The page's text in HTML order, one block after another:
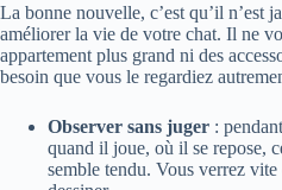
La bonne nouvelle, c’est qu’il n’est
améliorer la vie de votre chat. Il ne
appartement plus grand ni des
besoin que vous le regardiez
Observer sans juger :
quand il joue, où il se repose,
semble tendu. Vous verrez vite